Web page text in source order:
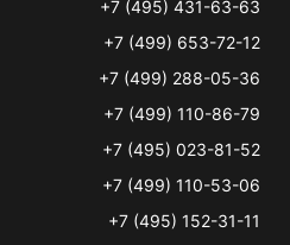
+7 (495) 431-63-63
+7 (499) 653-72-12
+7 (499) 288-05-36
+7 (499) 110-86-79
+7 (495) 023-81-52
+7 (499) 110-53-06
+7 (495) 152-31-11